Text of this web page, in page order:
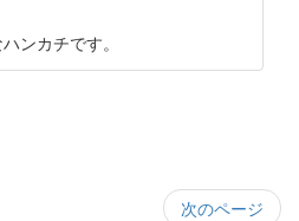
ンカチです。
次のページ